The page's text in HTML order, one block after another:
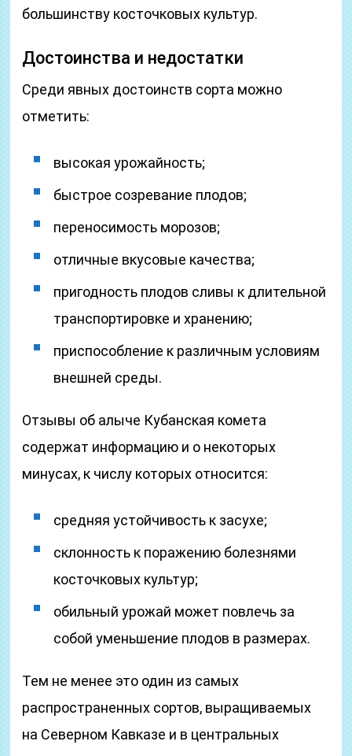
большинству косточковых культур.
Достоинства и недостатки
Среди явных достоинств сорта можно
отметить:
высокая урожайность;
быстрое созревание плодов;
переносимость морозов;
отличные вкусовые качества;
пригодность плодов сливы к длительной
транспортировке и хранению;
приспособление к различным условиям
внешней среды.
Отзывы об алыче Кубанская комета
содержат информацию и о некоторых
минусах, к числу которых относится:
средняя устойчивость к засухе;
склонность к поражению болезнями
косточковых культур;
обильный урожай может повлечь за
собой уменьшение плодов в размерах.
Тем не менее это один из самых
распространенных сортов, выращиваемых
на Северном Кавказе и в центральных